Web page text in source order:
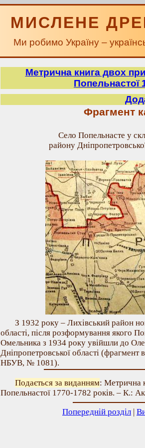
МИСЛЕНЕ
Ми робимо Україну –
Метрична книга двох
Попельнастої
Фрагмент
Село Попельнасте у
району
З 1932 року – Лихівський район
області, після розформування якого
Омельника з 1934 року увійшли до
Дніпропетровської області (фрагмент
НБУВ, № 1081).
Подається за виданням: Метрична
Попельнастої 1770-1782 років. – К.:
Попередній розділ |